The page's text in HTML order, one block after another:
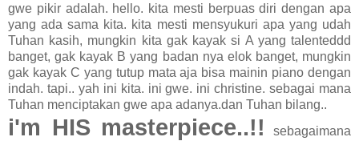
gwe pikir adalah. hello. kita mesti berpuas diri dengan apa
yang ada sama kita. kita mesti mensyukuri apa yang udah
Tuhan kasih, mungkin kita gak kayak si A yang talenteddd
banget, gak kayak B yang badan nya elok banget, mungkin
gak kayak C yang tutup mata aja bisa mainin piano dengan
indah. tapi.. yah ini kita. ini gwe. ini christine. sebagai mana
Tuhan menciptakan gwe apa adanya.dan Tuhan bilang..
i'm HIS masterpiece..!!
sebagaimana